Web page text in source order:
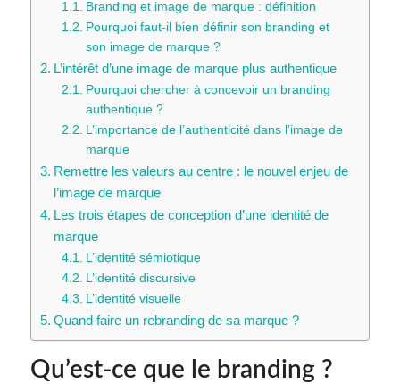
Branding et image de marque : définition
Pourquoi faut-il bien définir son branding et
son image de marque ?
L’intérêt d’une image de marque plus authentique
Pourquoi chercher à concevoir un branding
authentique ?
L’importance de l’authenticité dans l’image de
marque
Remettre les valeurs au centre : le nouvel enjeu de
l’image de marque
Les trois étapes de conception d’une identité de
marque
L’identité sémiotique
L’identité discursive
L’identité visuelle
Quand faire un rebranding de sa marque ?
Qu’est-ce que le branding ?